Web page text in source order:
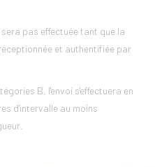
pas effectuée tant que la
et authentifiée par
B, l'envoi s'effectuera en
d'intervalle au moins